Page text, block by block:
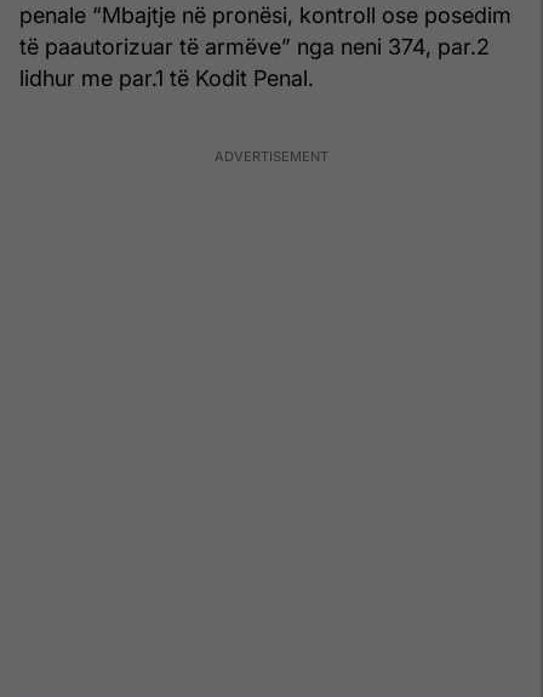
penale “Mbajtje në pronësi, kontroll ose posedim
të paautorizuar të armëve” nga neni 374, par.2
lidhur me par.1 të Kodit Penal.